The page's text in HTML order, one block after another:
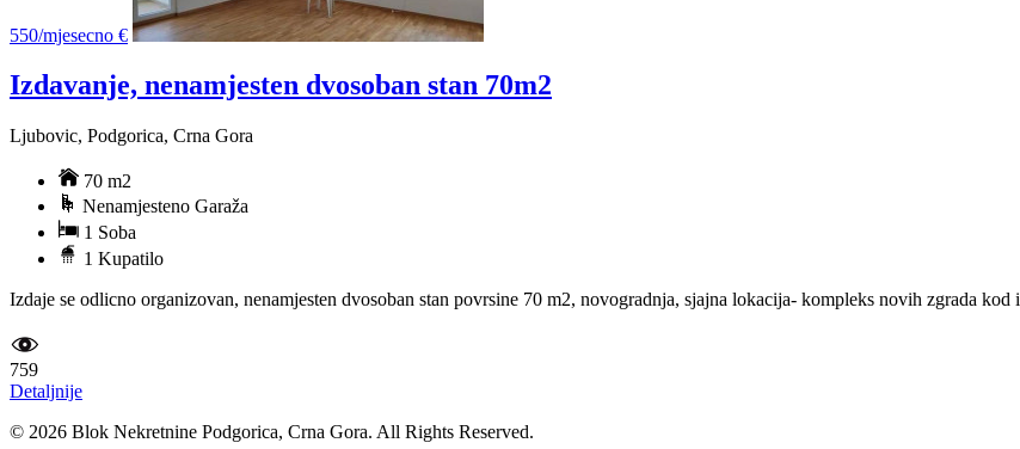
550/mjesecno €
Izdavanje, nenamjesten dvosoban stan 70m2
Ljubovic, Podgorica, Crna Gora
70 m2
Nenamjesteno Garaža
1 Soba
1 Kupatilo
Izdaje se odlicno organizovan, nenamjesten dvosoban stan povrsine 70 m2, novogradnja, sjajna lokacija- kompleks novih zgrada
759
Detaljnije
© 2026 Blok Nekretnine Podgorica, Crna Gora. All Rights Reserved.